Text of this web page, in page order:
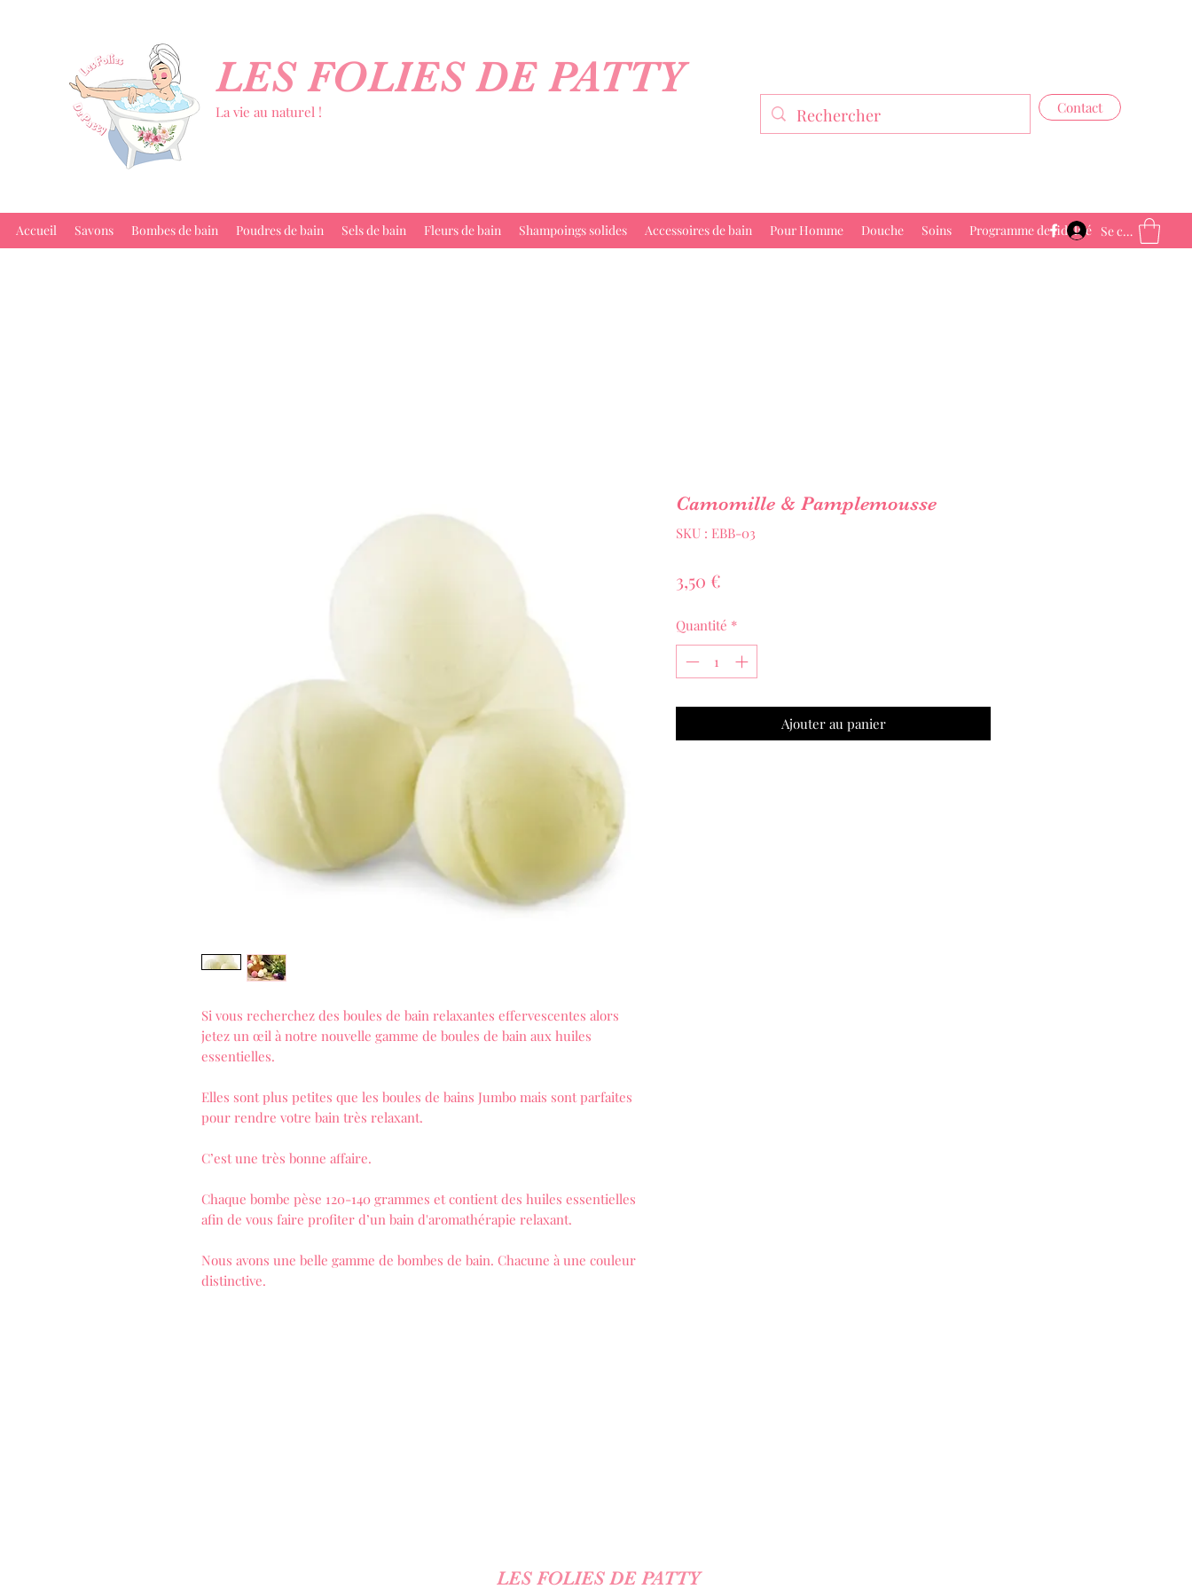
LES FOLIES DE PATTY
La vie au naturel ! Contact
Accueil Savons Bombes de bain Poudres de bain Sels de bain Fleurs de bain Shampoings solides Accessoires de bain Pour Homme Douche Soins Programme de fidélité Se connecter
Si vous recherchez des boules de bain relaxantes effervescentes alors
jetez un œil à notre nouvelle gamme de boules de bain aux huiles
essentielles.
Elles sont plus petites que les boules de bains Jumbo mais sont parfaites
pour rendre votre bain très relaxant.
C’est une très bonne affaire.
Chaque bombe pèse 120-140 grammes et contient des huiles essentielles
afin de vous faire profiter d’un bain d'aromathérapie relaxant.
Nous avons une belle gamme de bombes de bain. Chacune à une couleur
distinctive.
Camomille & Pamplemousse
SKU : EBB-03
3,50 €
Quantité *
Ajouter au panier
LES FOLIES DE PATTY